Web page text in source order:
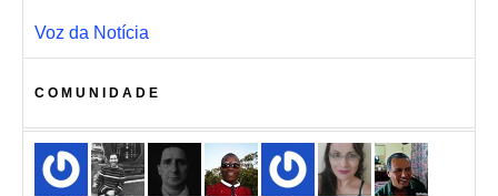
Voz da Notícia
COMUNIDADE